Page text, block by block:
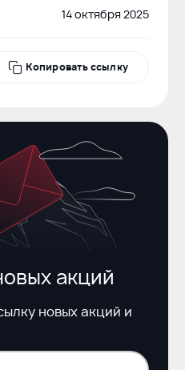
14 октября 2025
Копировать ссылку
акций
новых акций и